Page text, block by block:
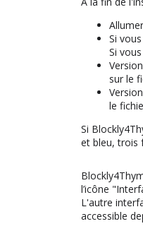
Si
Si
sur le
le
Si
et bleu, trois
l’icône
L'autre
accessible